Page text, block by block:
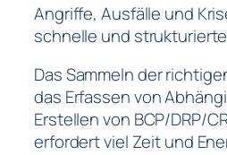
Angriffe, Ausfälle und
schnelle und
Das Sammeln der
das Erfassen von
Erstellen von BCP/DRP/
erfordert viel Zeit und